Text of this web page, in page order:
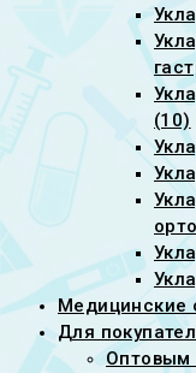
(10)
Медицинские
Для
Оптовым